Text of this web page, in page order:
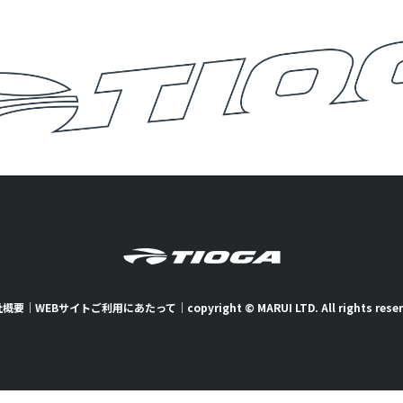
要｜ WEBサイトご利用にあたって ｜ copyright © MARUI LTD. All rights